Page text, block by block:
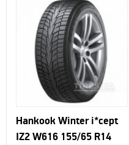
Hankook Winter i*cept
IZ2 W616 155/65 R14